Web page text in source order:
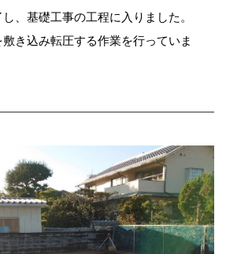
、基礎工事の工程に入りました。
き込み転圧する作業を行っていま